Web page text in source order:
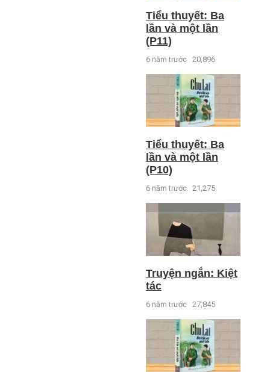
Tiểu thuyết: Ba
lần và một lần
(P11)
6 năm trước 20,896
Tiểu thuyết: Ba
lần và một lần
(P10)
6 năm trước 21,275
Truyện ngắn: Kiệt
tác
6 năm trước 27,845